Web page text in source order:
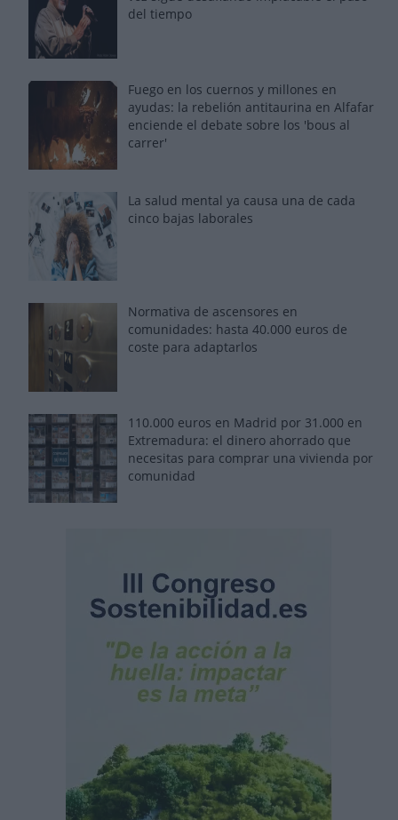
del tiempo
Fuego en los cuernos y millones en
ayudas: la rebelión antitaurina en Alfafar
enciende el debate sobre los 'bous al
carrer'
La salud mental ya causa una de cada
cinco bajas laborales
Normativa de ascensores en
comunidades: hasta 40.000 euros de
coste para adaptarlos
110.000 euros en Madrid por 31.000 en
Extremadura: el dinero ahorrado que
necesitas para comprar una vivienda por
comunidad